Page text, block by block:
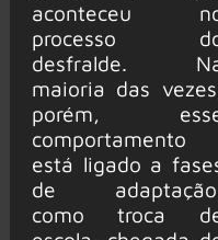
aconteceu
processo
desfralde.
maioria das
porém,
comportamento
está ligado a
de
como troca